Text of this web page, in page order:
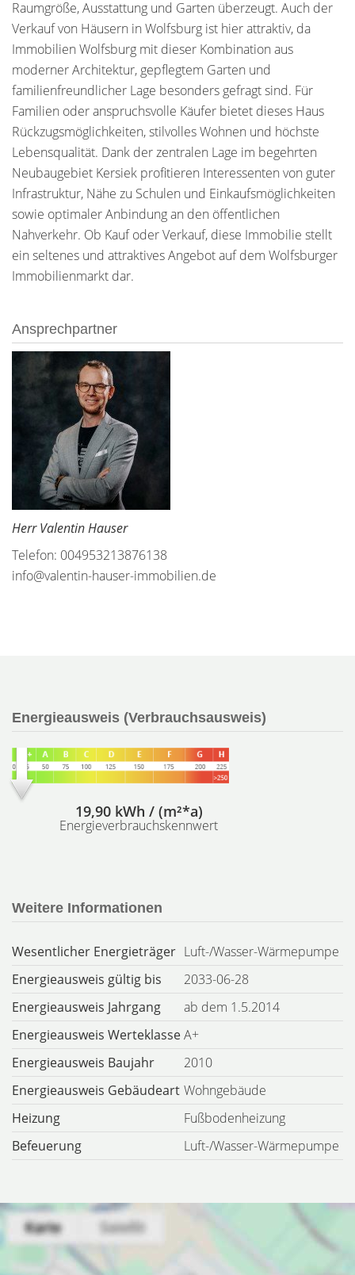
Raumgröße, Ausstattung und Garten überzeugt. Auch der
Verkauf von Häusern in Wolfsburg ist hier attraktiv, da
Immobilien Wolfsburg mit dieser Kombination aus
moderner Architektur, gepflegtem Garten und
familienfreundlicher Lage besonders gefragt sind. Für
Familien oder anspruchsvolle Käufer bietet dieses Haus
Rückzugsmöglichkeiten, stilvolles Wohnen und höchste
Lebensqualität. Dank der zentralen Lage im begehrten
Neubaugebiet Kersiek profitieren Interessenten von guter
Infrastruktur, Nähe zu Schulen und Einkaufsmöglichkeiten
sowie optimaler Anbindung an den öffentlichen
Nahverkehr. Ob Kauf oder Verkauf, diese Immobilie stellt
ein seltenes und attraktives Angebot auf dem Wolfsburger
Immobilienmarkt dar.
Ansprechpartner
Herr Valentin Hauser
Telefon: 004953213876138
info@valentin-hauser-immobilien.de
Energieausweis (Verbrauchsausweis)
19,90 kWh / (m²*a)
Energieverbrauchskennwert
Weitere Informationen
Wesentlicher Energieträger Luft-/Wasser-Wärmepumpe
Energieausweis gültig bis
2033-06-28
Energieausweis Jahrgang
ab dem 1.5.2014
Energieausweis WerteklasseA+
Energieausweis Baujahr
2010
Energieausweis Gebäudeart Wohngebäude
Heizung
Fußbodenheizung
Befeuerung
Luft-/Wasser-Wärmepumpe